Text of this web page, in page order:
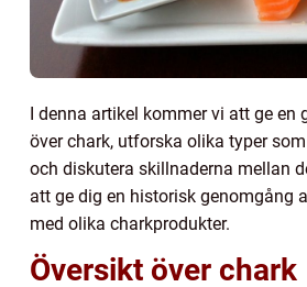
I denna artikel kommer vi att ge en
över chark, utforska olika typer
och diskutera skillnaderna mellan
att ge dig en historisk genomgång
med olika charkprodukter.
Översikt över chark